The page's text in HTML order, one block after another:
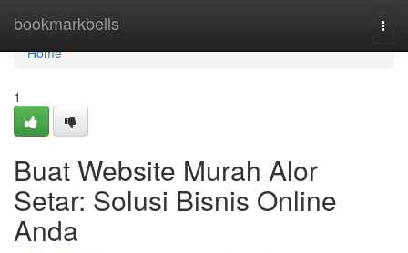
bookmarkbells
Home
Home
1
Buat Website Murah Alor
Setar: Solusi Bisnis Online
Anda